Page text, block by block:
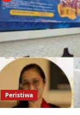
Peristiwa